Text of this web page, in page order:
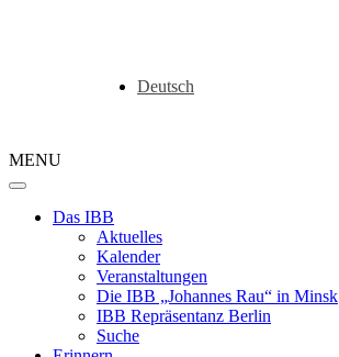
Deutsch
MENU
Das IBB
Aktuelles
Kalender
Veranstaltungen
Die IBB „Johannes Rau“ in Minsk
IBB Repräsentanz Berlin
Suche